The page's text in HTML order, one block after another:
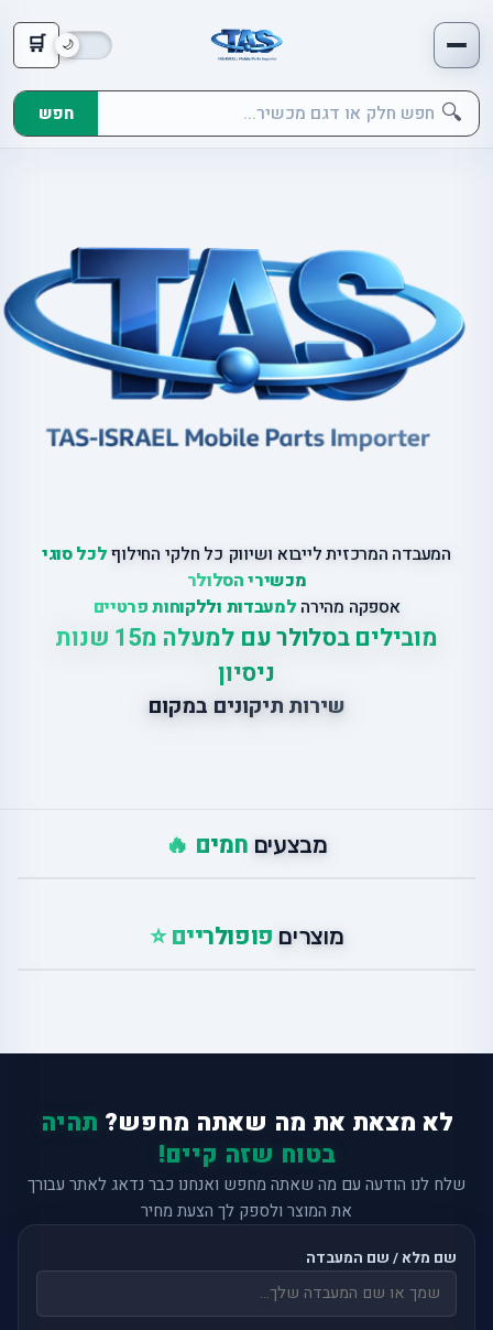
🛒
🔍 חפש
המעבדה המרכזית לייבוא ושיווק כל חלקי החילוףלכל סוגי
מכשירי הסלולר
אספקה מהירה למעבדות וללקוחות פרטיים
מובילים בסלולר עם למעלה מ15 שנות
ניסיון
שירות תיקונים במקום
מבצעים חמים 🔥
מוצרים פופולריים ⭐
לא מצאת את מה שאתה מחפש? תהיה
בטוח שזה קיים!
שלח לנו הודעה עם מה שאתה מחפש ואנחנו כבר נדאג לאתר עבורך
את המוצר ולספק לך הצעת מחיר
שם מלא / שם המעבדה